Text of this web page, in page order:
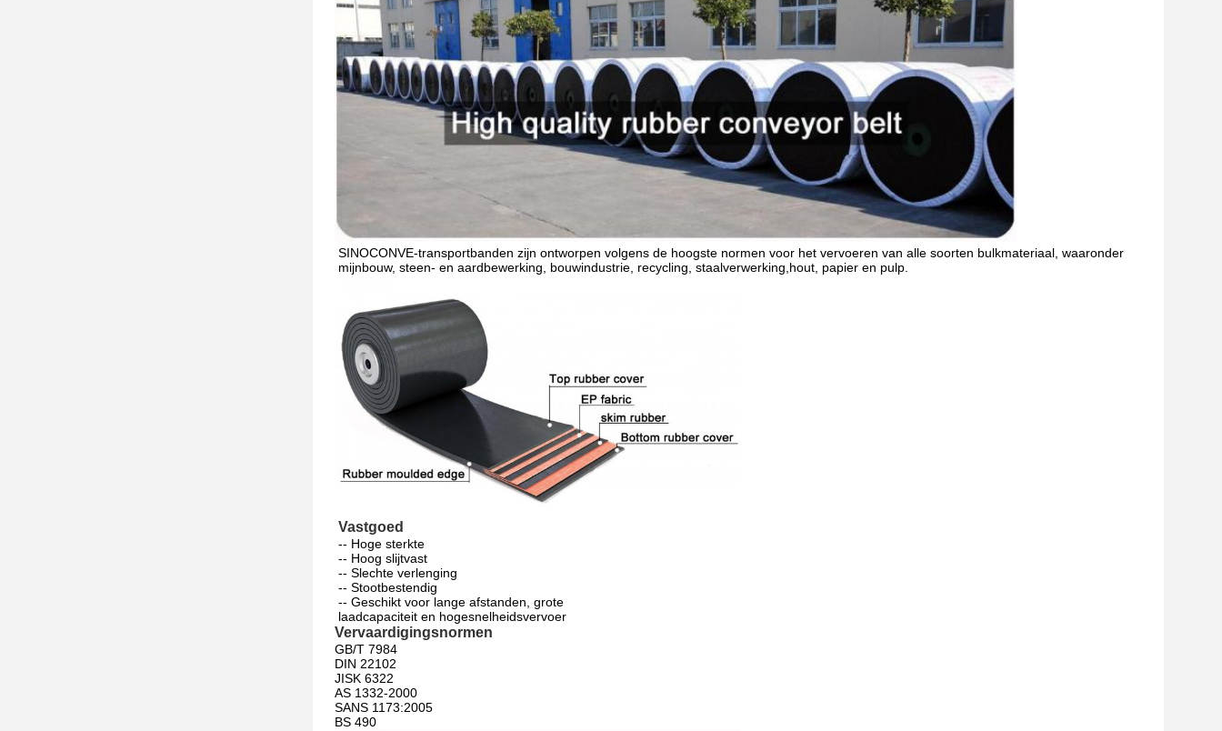
SINOCONVE-transportbanden zijn ontworpen volgens de hoogste normen voor het vervoeren van alle soorten bulkmateriaal, waaronder
mijnbouw, steen- en aardbewerking, bouwindustrie, recycling, staalverwerking,hout, papier en pulp.
Vastgoed
-- Hoge sterkte
-- Hoog slijtvast
-- Slechte verlenging
-- Stootbestendig
-- Geschikt voor lange afstanden, grote
laadcapaciteit en hogesnelheidsvervoer
Vervaardigingsnormen
GB/T 7984
DIN 22102
JISK 6322
AS 1332-2000
SANS 1173:2005
BS 490